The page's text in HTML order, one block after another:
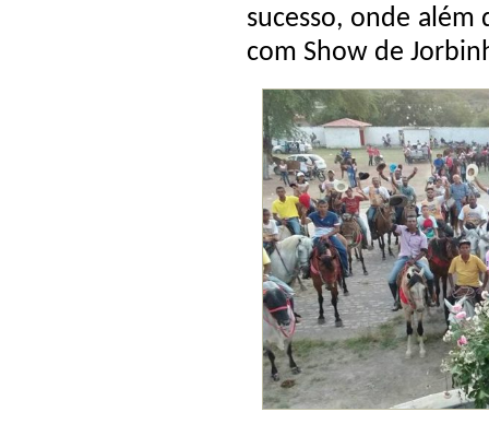
sucesso, onde
com Show de